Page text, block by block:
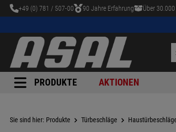
springen
+49 (0) 781 / 507-00 90 Jahre Erfahrung Über
PRODUKTE AKTIONEN
Sie sind hier: Produkte Türbeschläge